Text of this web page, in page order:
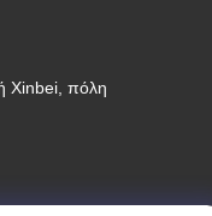
Xinbei, πόλη